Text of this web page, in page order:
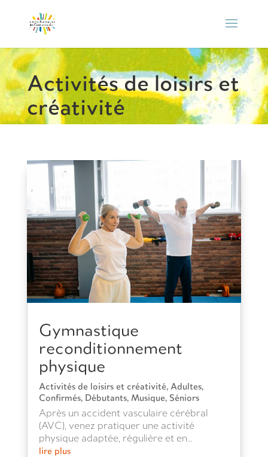
Activités de loisirs et
créativité
Gymnastique
reconditionnement
physique
Activités de loisirs et créativité, Adultes,
Confirmés, Débutants, Musique, Séniors
Après un accident vasculaire cérébral
(AVC), venez pratiquer une activité
physique adaptée, régulière et en...
lire plus